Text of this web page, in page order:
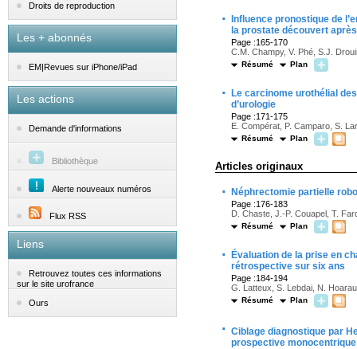
Droits de reproduction
Les + abonnés
EM|Revues sur iPhone/iPad
Les actions
Demande d'informations
Bibliothèque
Alerte nouveaux numéros
Flux RSS
Liens
Retrouvez toutes ces informations
sur le site urofrance
Ours
·
Influence pronostique de
la prostate découvert
Page :165-170
C.M. Champy, V. Phé, S.J.
Résumé Plan
·
Le carcinome urothélial
d’urologie
Page :171-175
E. Compérat, P. Camparo, S.
Résumé Plan
Articles originaux
· Néphrectomie partielle
Page :176-183
D. Chaste, J.-P. Couapel, T.
Résumé Plan
·
Évaluation de la prise en
rétrospective sur six ans
Page :184-194
G. Latteux, S. Lebdai, N.
Résumé Plan
· Ciblage diagnostique par
prospective monocentrique